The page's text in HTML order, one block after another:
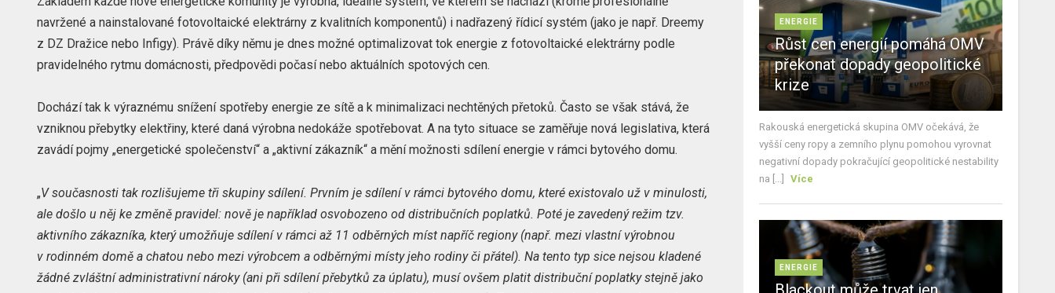
navržené a nainstalované fotovoltaické elektrárny z kvalitních komponentů) i nadřazený řídicí systém (jako je např. Dreemy
z DZ Dražice nebo Infigy). Právě díky němu je dnes možné optimalizovat tok energie z fotovoltaické elektrárny podle
pravidelného rytmu domácnosti, předpovědi počasí nebo aktuálních spotových cen.
Dochází tak k výraznému snížení spotřeby energie ze sítě a k minimalizaci nechtěných přetoků. Často se však stává, že
vzniknou přebytky elektřiny, které daná výrobna nedokáže spotřebovat. A na tyto situace se zaměřuje nová legislativa, která
zavádí pojmy „energetické společenství“ a „aktivní zákazník“ a mění možnosti sdílení energie v rámci bytového domu.
„V současnosti tak rozlišujeme tři skupiny sdílení. Prvním je sdílení v rámci bytového domu, které existovalo už v minulosti,
ale došlo u něj ke změně pravidel: nově je například osvobozeno od distribučních poplatků. Poté je zavedený režim tzv.
aktivního zákazníka, který umožňuje sdílení v rámci až 11 odběrných míst napříč regiony (např. mezi vlastní výrobnou
v rodinném domě a chatou nebo mezi výrobcem a odběrnými místy jeho rodiny či přátel). Na tento typ sice nejsou kladené
žádné zvláštní administrativní nároky (ani při sdílení přebytků za úplatu), musí ovšem platit distribuční poplatky stejně jako
ENERGIE
Růst cen energií pomáhá OMV
překonat dopady geopolitické
krize
Rakouská energetická skupina OMV očekává, že
vyšší ceny ropy a zemního plynu pomohou vyrovnat
negativní dopady pokračující geopolitické nestability
na [...]
Více
ENERGIE